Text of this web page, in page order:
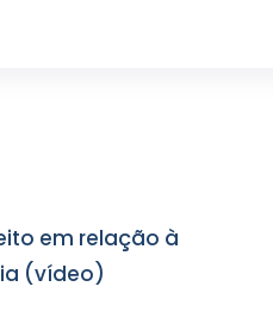
em relação à
(vídeo)